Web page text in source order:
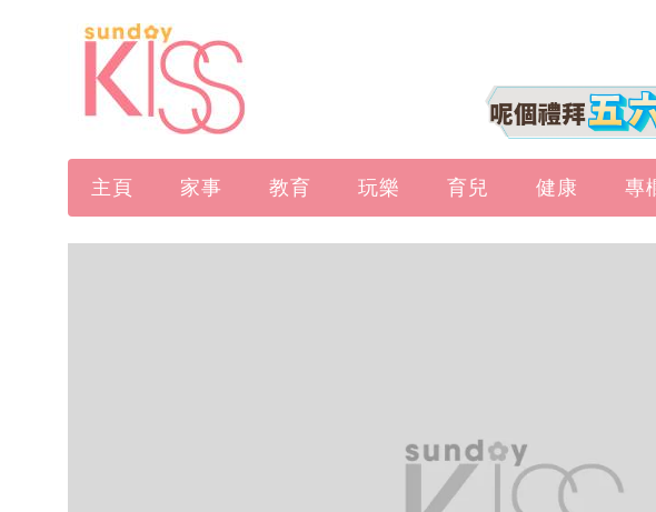
主頁 家事 教育 玩樂 育兒 健康 專